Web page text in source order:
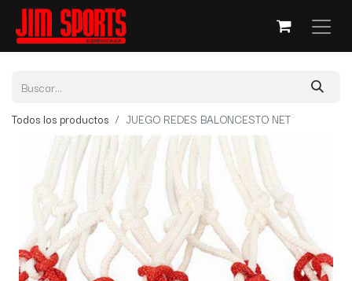
Todos los productos JUEGO REDES BALONCESTO NET